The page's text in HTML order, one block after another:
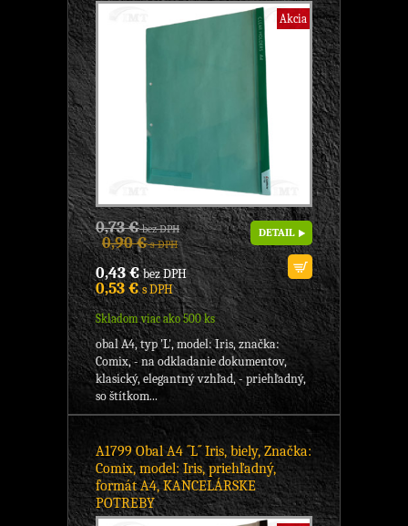
Akcia
0,73 €bez DPH
0,90 €s DPH
0,43 €bez DPH
0,53 €s DPH
Skladom viac ako 500 ks
DETAIL
obal A4, typ 'L', model: Iris, značka:
Comix, - na odkladanie dokumentov,
klasický, elegantný vzhľad, - priehľadný,
so štítkom...
A1799 Obal A4 ´´L´´ Iris, biely, Značka:
Comix, model: Iris, priehľadný,
formát A4, KANCELÁRSKE
POTREBY